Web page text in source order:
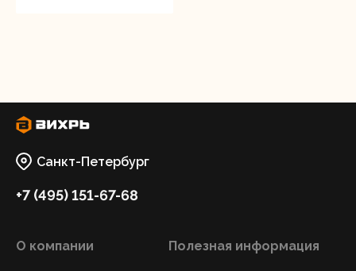
Санкт-Петербург
+7 (495) 151-67-68
О компании Полезная информация